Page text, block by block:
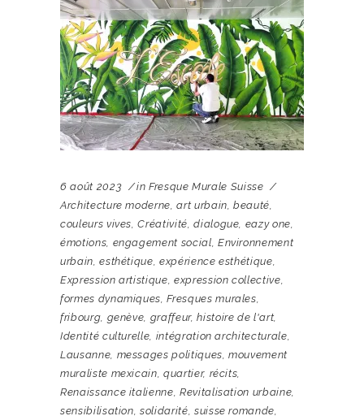
6 août 2023 in Fresque Murale Suisse
Architecture moderne ,art urbain ,beauté
couleurs vives ,Créativité ,dialogue eazy one
émotions engagement social Environnement
urbain ,esthétique ,expérience esthétique
Expression artistique expression collective
formes dynamiques ,Fresques murales
fribourg genève graffeur,histoire de l'art
Identité culturelle intégration architecturale
Lausanne messages politiques ,mouvement
muraliste mexicain ,quartier, récits
Renaissance italienne Revitalisation urbaine
sensibilisation ,solidarité suisse romande